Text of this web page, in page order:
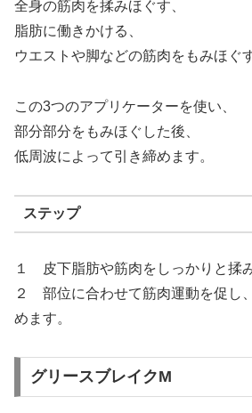
全身の筋肉を揉みほぐす、
脂肪に働きかける、
ウエストや脚などの筋肉をもみほぐす
この3つのアプリケーターを使い、
部分部分をもみほぐした後、
低周波によって引き締めます。
ステップ
１ 皮下脂肪や筋肉をしっかりと揉
２ 部位に合わせて筋肉運動を促し
めます。
グリースブレイクM